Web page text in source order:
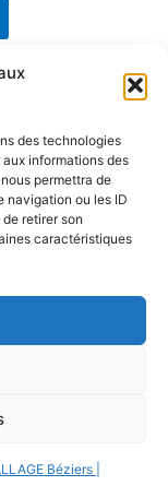
des technologies
informations des
permettra de
navigation ou les ID
retirer son
caractéristiques
Béziers |
droits réservés